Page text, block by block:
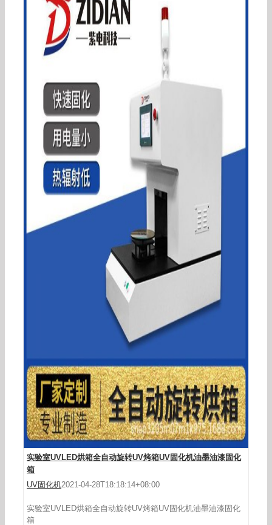
实验室UVLED烘箱全自动旋转UV烤箱UV固化机油墨油漆固化
箱
UV固化机2021-04-28T18:18:14+08:00
实验室UVLED烘箱全自动旋转UV烤箱UV固化机油墨油漆固化
箱
蓝盾点胶干燥机365nm紫外线固化机照射固化灯
uvled点光源设备工厂